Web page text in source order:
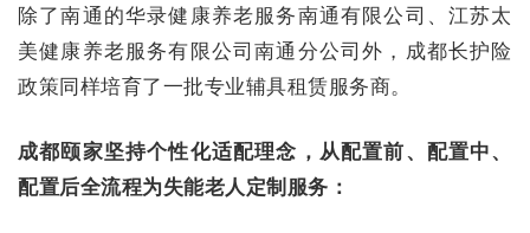
除了南通的华录健康养老服务南通有限公司、江苏太
美健康养老服务有限公司南通分公司外，成都长护险
政策同样培育了一批专业辅具租赁服务商。
成都颐家坚持个性化适配理念，从配置前、配置中、
配置后全流程为失能老人定制服务：